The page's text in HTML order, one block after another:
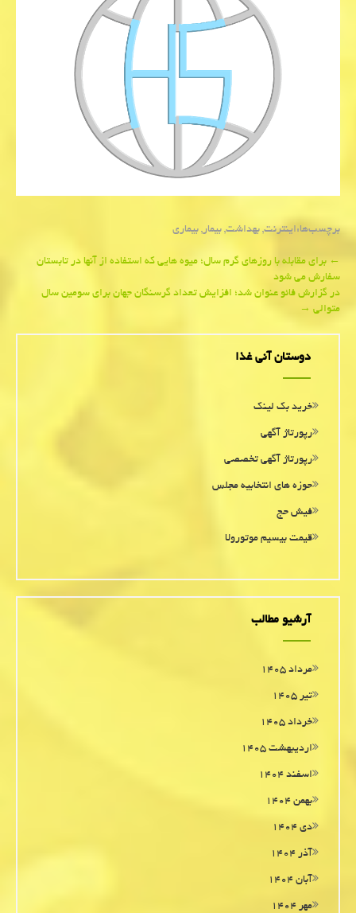
برچسب‌ها:اینترنت,بهداشت,بیمار,بیماری
Post
navigation
←برای مقابله با روزهای گرم سال؛ میوه هایی كه استفاده از آنها در تابستان
سفارش می شود
در گزارش فائو عنوان شد؛ افزایش تعداد گرسنگان جهان برای سومین سال
متوالی→
دوستان آنی غذا
خرید بک لینک
رپورتاژ آگهی
رپورتاژ آگهی تخصصی
حوزه های انتخابیه مجلس
فیش حج
قیمت بیسیم موتورولا
آرشیو مطالب
مرداد ۱۴۰۵
تیر ۱۴۰۵
خرداد ۱۴۰۵
اردیبهشت ۱۴۰۵
اسفند ۱۴۰۴
بهمن ۱۴۰۴
دی ۱۴۰۴
آذر ۱۴۰۴
آبان ۱۴۰۴
مهر ۱۴۰۴